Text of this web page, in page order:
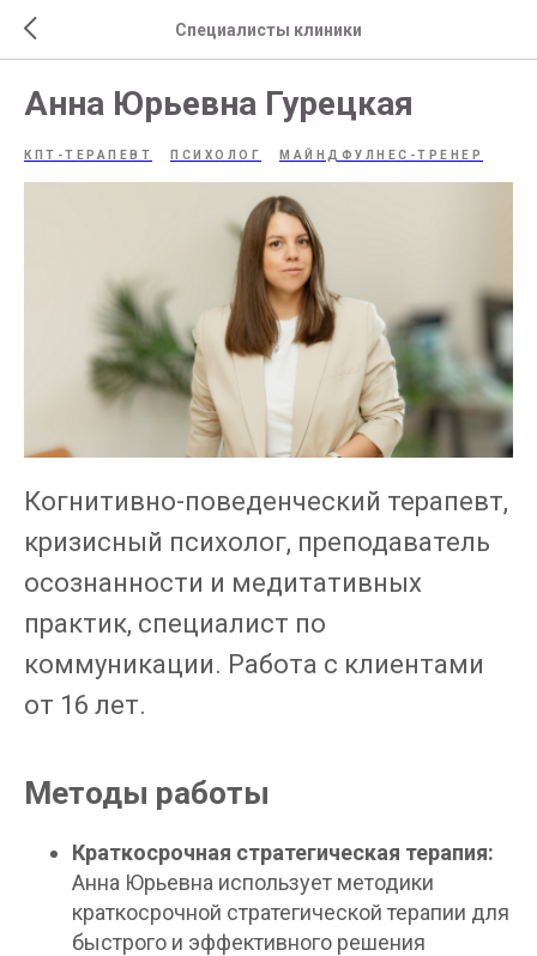
Специалисты клиники
Анна Юрьевна Гурецкая
КПТ-ТЕРАПЕВТ ПСИХОЛОГ МАЙНДФУЛНЕС-ТРЕНЕР
Когнитивно-поведенческий терапевт,
кризисный психолог, преподаватель
осознанности и медитативных
практик, специалист по
коммуникации. Работа с клиентами
от 16 лет.
Методы работы
Краткосрочная стратегическая терапия:
Анна Юрьевна использует методики
краткосрочной стратегической терапии для
быстрого и эффективного решения